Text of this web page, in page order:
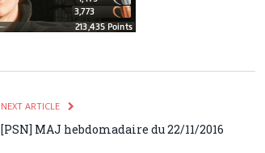
NEXT ARTICLE
[PSN] MAJ hebdomadaire du 22/11/2016